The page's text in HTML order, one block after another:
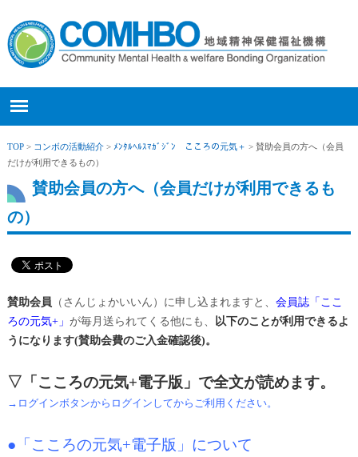
TOP> コンボの活動紹介> ﾒﾝﾀﾙﾍﾙｽﾏｶﾞｼﾞﾝ こころの元気＋ > 賛助会員の方へ（会員
だけが利用できるもの）
賛助会員の方へ（会員だけが利用できるも
の）
賛助会員 （さんじょかいいん）に申し込まれますと、 会員誌「ここ
ろの元気+」 が毎月送られてくる他にも、 以下のことが利用できるよ
うになります(賛助会費のご入金確認後)。
▽「こころの元気+電子版」で全文が読めます。
→ログインボタンからログインしてからご利用ください。
●「こころの元気+電子版」について